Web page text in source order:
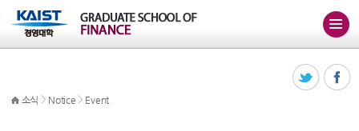
소식 > Notice > Event